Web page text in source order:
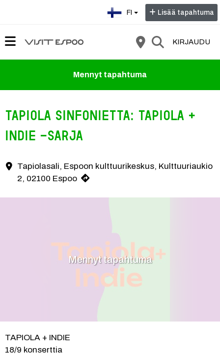
FI Lisää tapahtuma
KIRJAUDU
Mennyt tapahtuma
TAPIOLA SINFONIETTA: TAPIOLA +
INDIE -SARJA
TAPIOLA + INDIE 18/9 konserttia Perushinta 450€ / 230€
Yhteystiedot
Tapiolasali, Espoon kulttuurikeskus, Kulttuuriaukio
2, 02100 Espoo
Mennyt tapahtuma
TAPIOLA + INDIE
18/9 konserttia